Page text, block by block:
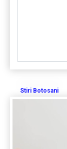
Stiri Botosani